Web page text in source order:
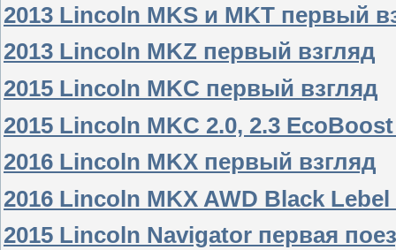
2013 Lincoln MKS и MKT первый
2013 Lincoln MKZ первый взгляд
2015 Lincoln MKC первый взгляд
2015 Lincoln MKC 2.0, 2.3
2016 Lincoln MKX первый взгляд
2016 Lincoln MKX AWD Black
2015 Lincoln Navigator первая